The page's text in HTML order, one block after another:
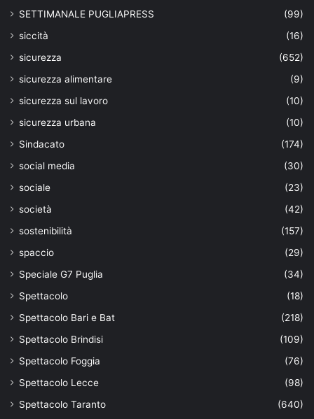
SETTIMANALE PUGLIAPRESS
(99)
siccità
(16)
sicurezza
(652)
sicurezza alimentare
(9)
sicurezza sul lavoro
(10)
sicurezza urbana
(10)
Sindacato
(174)
social media
(30)
sociale
(23)
società
(42)
sostenibilità
(157)
spaccio
(29)
Speciale G7 Puglia
(34)
Spettacolo
(18)
Spettacolo Bari e Bat
(218)
Spettacolo Brindisi
(109)
Spettacolo Foggia
(76)
Spettacolo Lecce
(98)
Spettacolo Taranto
(640)